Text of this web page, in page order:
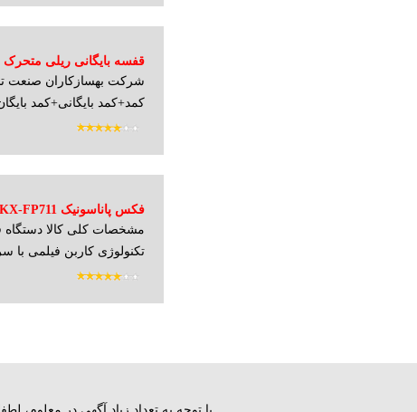
قفسه بایگانی ریلی متحرک
شرکت بهسازکاران صنعت
کمد+کمد بایگانی+کمد
فکس پاناسونیک KX-FP711
تکنولوژی کاربن فیلمی با سرعت